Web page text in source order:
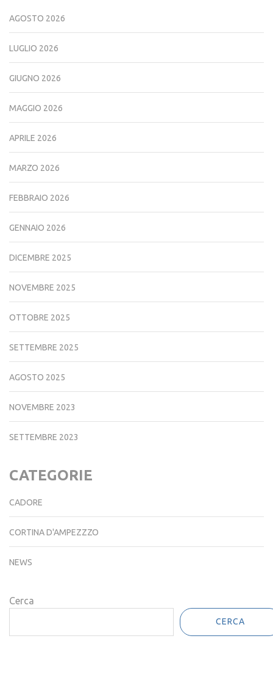
AGOSTO 2026
LUGLIO 2026
GIUGNO 2026
MAGGIO 2026
APRILE 2026
MARZO 2026
FEBBRAIO 2026
GENNAIO 2026
DICEMBRE 2025
NOVEMBRE 2025
OTTOBRE 2025
SETTEMBRE 2025
AGOSTO 2025
NOVEMBRE 2023
SETTEMBRE 2023
CATEGORIE
CADORE
CORTINA D'AMPEZZZO
NEWS
Cerca
CERCA